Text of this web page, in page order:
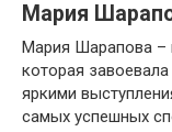
Мария
Мария Шарапова –
которая
яркими
самых успешных